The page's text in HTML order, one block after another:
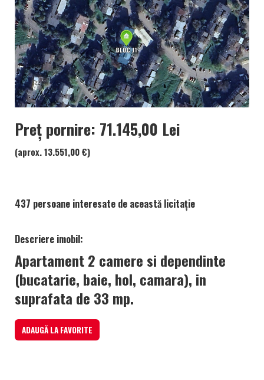
Preț pornire: 71.145,00 Lei
(aprox. 13.551,00 €)
437 persoane interesate de această licitație
Descriere imobil:
Apartament 2 camere si dependinte
(bucatarie, baie, hol, camara), in
suprafata de 33 mp.
ADAUGĂ LA FAVORITE